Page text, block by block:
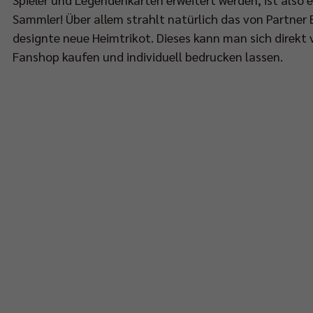
Sammler! Über allem strahlt natürlich das von Partner
designte neue Heimtrikot. Dieses kann man sich direkt
Fanshop kaufen und individuell bedrucken lassen.